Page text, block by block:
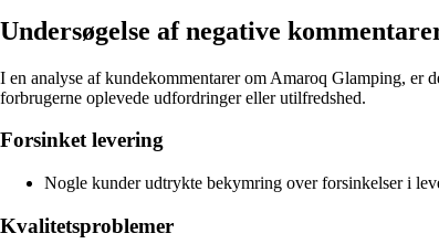
Undersøgelse af negative
I en analyse af kundekommentarer om Amaroq Glamping, er
forbrugerne oplevede udfordringer eller utilfredshed.
Forsinket levering
Nogle kunder udtrykte bekymring over forsinkelser i
Kvalitetsproblemer